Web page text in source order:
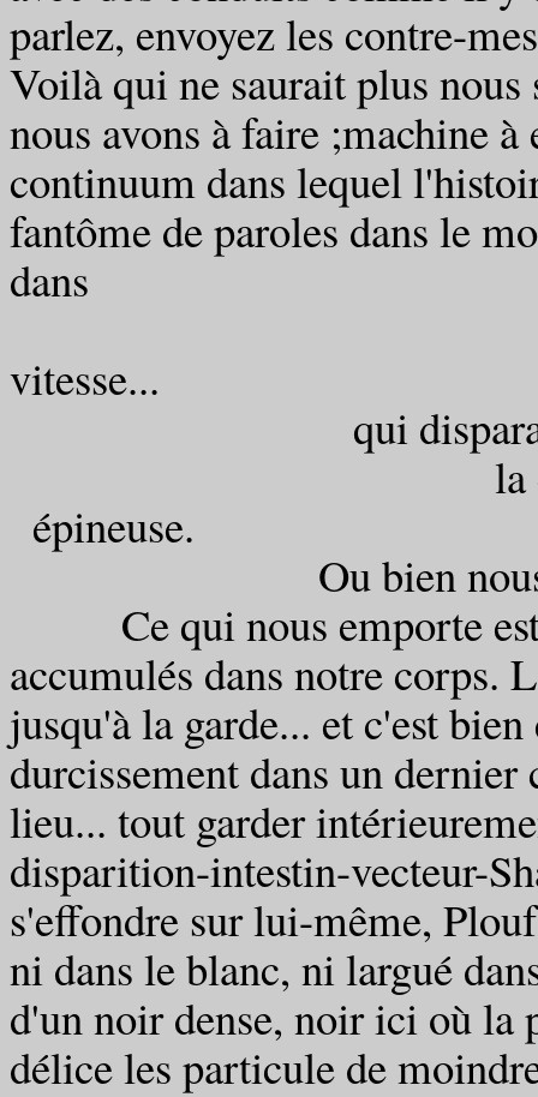
parlez, envoyez les contre-
Voilà qui ne saurait plus
nous avons à faire ;machine
continuum dans lequel
fantôme de paroles dans le
dans
qui
la
Ou bien
Ce qui nous emporte est
accumulés dans notre corps.
jusqu'à la garde... et c'est
durcissement dans un
lieu... tout garder
disparition-intestin-vecteur-
s'effondre sur lui-même,
ni dans le blanc, ni largué
d'un noir dense, noir ici où la
délice les particule de